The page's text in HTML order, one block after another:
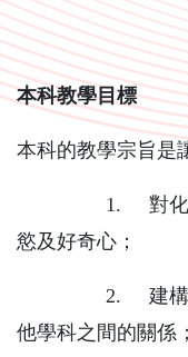
本科教學目標
本科的教學宗旨是
1. 對化學產
慾及好奇心；
2. 建構及應
他學科之間的關係；